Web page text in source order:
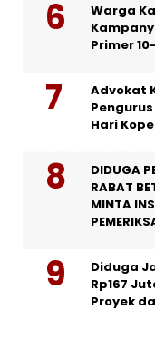
Warga
Primer
Advokat
Hari
DIDUGA
RABAT
MINTA
Diduga
Rp167
Proyek